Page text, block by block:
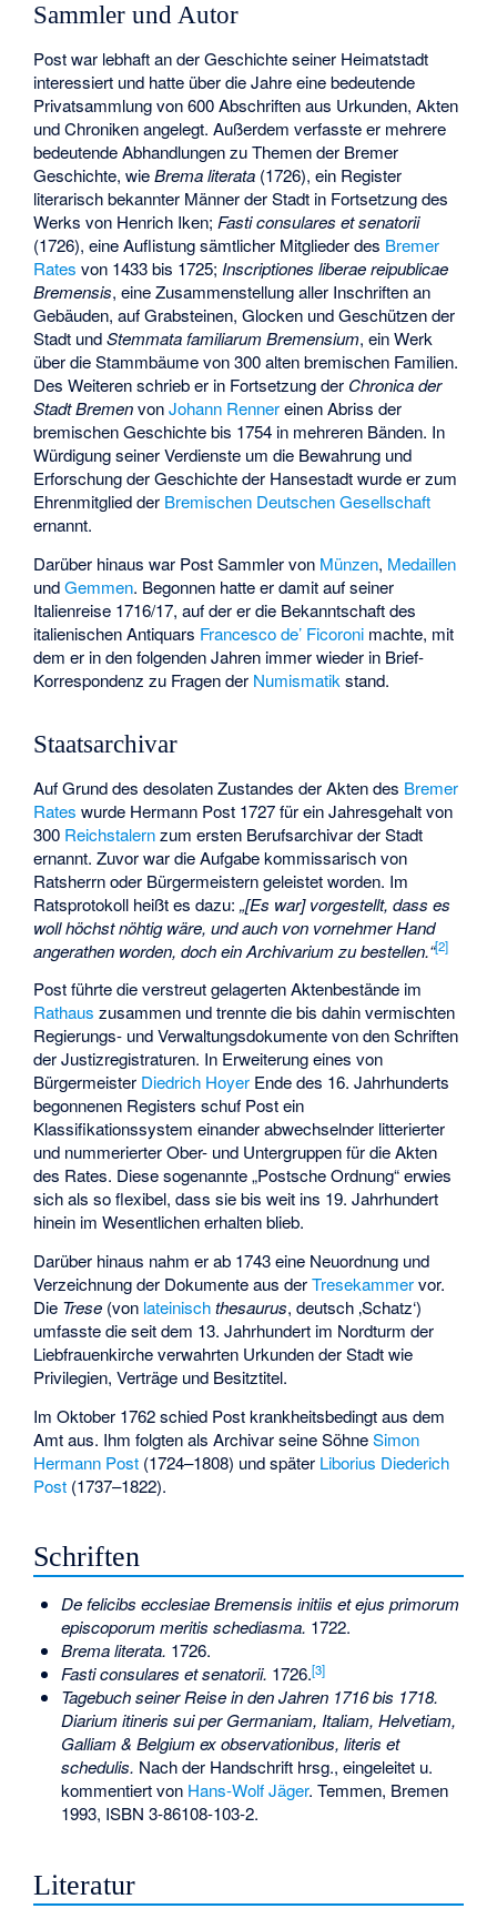
Sammler und Autor
Post war lebhaft an der Geschichte seiner Heimatstadt
interessiert und hatte über die Jahre eine bedeutende
Privatsammlung von 600 Abschriften aus Urkunden, Akten
und Chroniken angelegt. Außerdem verfasste er mehrere
bedeutende Abhandlungen zu Themen der Bremer
Geschichte, wieBrema literata (1726), ein Register
literarisch bekannter Männer der Stadt in Fortsetzung des
Werks von Henrich Iken; Fasti consulares et senatorii
(1726), eine Auflistung sämtlicher Mitglieder des Bremer
Rates von 1433 bis 1725; Inscriptiones liberae reipublicae
Bremensis, eine Zusammenstellung aller Inschriften an
Gebäuden, auf Grabsteinen, Glocken und Geschützen der
Stadt undStemmata familiarum Bremensium, ein Werk
über die Stammbäume von 300 alten bremischen Familien.
Des Weiteren schrieb er in Fortsetzung der Chronica der
Stadt BremenvonJohann Rennereinen Abriss der
bremischen Geschichte bis 1754 in mehreren Bänden. In
Würdigung seiner Verdienste um die Bewahrung und
Erforschung der Geschichte der Hansestadt wurde er zum
Ehrenmitglied der Bremischen Deutschen Gesellschaft
ernannt.
Darüber hinaus war Post Sammler von Münzen, Medaillen
undGemmen. Begonnen hatte er damit auf seiner
Italienreise 1716/17, auf der er die Bekanntschaft des
italienischen Antiquars Francesco de’ Ficoroni machte, mit
dem er in den folgenden Jahren immer wieder in Brief-
Korrespondenz zu Fragen der Numismatik stand.
Staatsarchivar
Auf Grund des desolaten Zustandes der Akten des Bremer
Rates wurde Hermann Post 1727 für ein Jahresgehalt von
300 Reichstalernzum ersten Berufsarchivar der Stadt
ernannt. Zuvor war die Aufgabe kommissarisch von
Ratsherrn oder Bürgermeistern geleistet worden. Im
Ratsprotokoll heißt es dazu:„[Es war] vorgestellt, dass es
woll höchst nöhtig wäre, und auch von vornehmer Hand
angerathen worden, doch ein Archivarium zu bestellen.“[2]
Post führte die verstreut gelagerten Aktenbestände im
Rathaus zusammen und trennte die bis dahin vermischten
Regierungs- und Verwaltungsdokumente von den Schriften
der Justizregistraturen. In Erweiterung eines von
Bürgermeister Diedrich Hoyer Ende des 16. Jahrhunderts
begonnenen Registers schuf Post ein
Klassifikationssystem einander abwechselnder litterierter
und nummerierter Ober- und Untergruppen für die Akten
des Rates. Diese sogenannte „Postsche Ordnung“ erwies
sich als so flexibel, dass sie bis weit ins 19. Jahrhundert
hinein im Wesentlichen erhalten blieb.
Darüber hinaus nahm er ab 1743 eine Neuordnung und
Verzeichnung der Dokumente aus derTresekammervor.
Die Trese (von lateinisch thesaurus, deutsch ‚Schatz‘)
umfasste die seit dem 13. Jahrhundert im Nordturm der
Liebfrauenkirche verwahrten Urkunden der Stadt wie
Privilegien, Verträge und Besitztitel.
Im Oktober 1762 schied Post krankheitsbedingt aus dem
Amt aus. Ihm folgten als Archivar seine SöhneSimon
Hermann Post (1724–1808) und später Liborius Diederich
Post (1737–1822).
Schriften
De felicibs ecclesiae Bremensis initiis et ejus primorum
episcoporum meritis schediasma. 1722.
Brema literata. 1726.
Fasti consulares et senatorii. 1726.[3]
Tagebuch seiner Reise in den Jahren 1716 bis 1718.
Diarium itineris sui per Germaniam, Italiam, Helvetiam,
Galliam & Belgium ex observationibus, literis et
schedulis. Nach der Handschrift hrsg., eingeleitet u.
kommentiert von Hans-Wolf Jäger. Temmen, Bremen
1993, ISBN 3-86108-103-2.
Literatur